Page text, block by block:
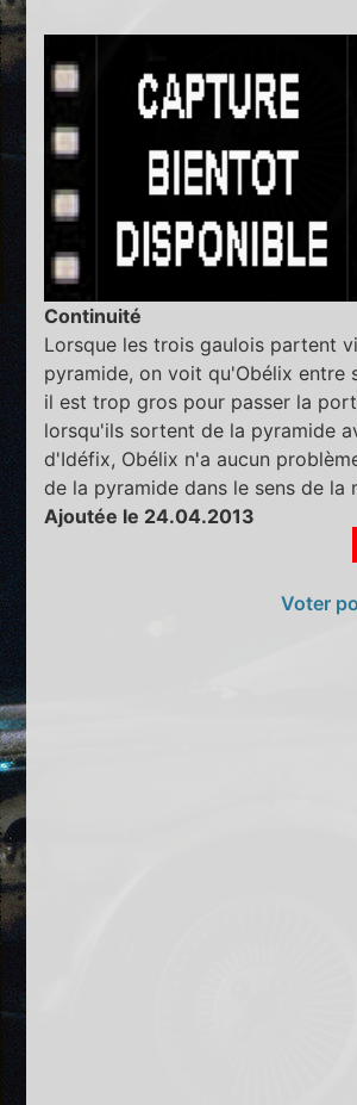
Continuité
Lorsque les trois gaulois partent
pyramide, on voit qu'Obélix entre
il est trop gros pour passer la
lorsqu'ils sortent de la pyramide
d'Idéfix, Obélix n'a aucun
de la pyramide dans le sens de la
Ajoutée le 24.04.2013
Voter